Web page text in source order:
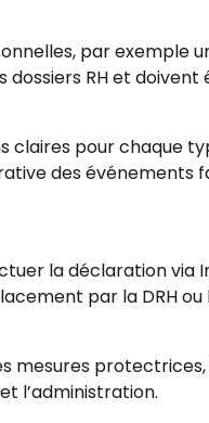
par exemple
RH et
claires pour chaque
des événements
la déclaration via
par la DRH ou
mesures
l’administration.